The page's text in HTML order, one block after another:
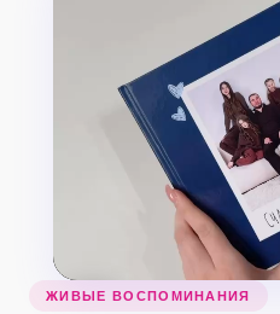
ЖИВЫЕ ВОСПОМИНАНИЯ